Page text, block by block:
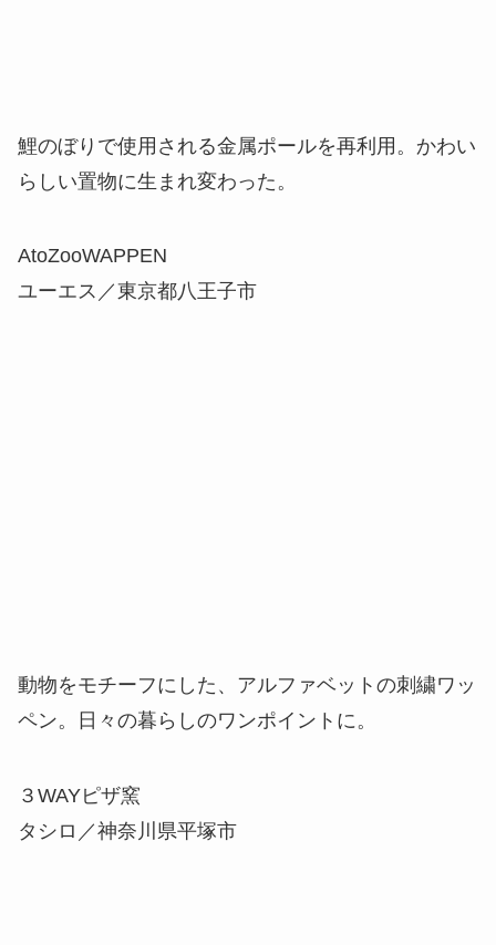
鯉のぼりで使用される金属ポールを再利用。かわい
らしい置物に生まれ変わった。
AtoZooWAPPEN
ユーエス／東京都八王子市
動物をモチーフにした、アルファベットの刺繍ワッ
ペン。日々の暮らしのワンポイントに。
３WAYピザ窯
タシロ／神奈川県平塚市